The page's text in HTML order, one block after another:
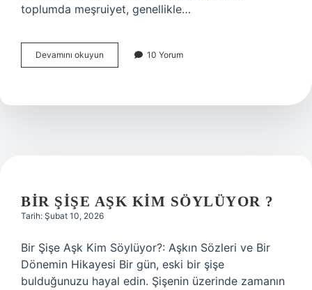
toplumda meşruiyet, genellikle…
Devamını okuyun
yazılır
10 Yorum
BIR ŞIŞE AŞK KIM SÖYLÜYOR ?
Tarih: Şubat 10, 2026
Bir Şişe Aşk Kim Söylüyor?: Aşkın Sözleri ve Bir
Dönemin Hikayesi Bir gün, eski bir şişe
bulduğunuzu hayal edin. Şişenin üzerinde zamanın